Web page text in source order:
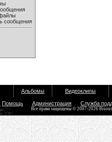
сообщения
Альбомы Видеоклипы
Помощь Администрация Служба
Все права защищены © 2007-2026